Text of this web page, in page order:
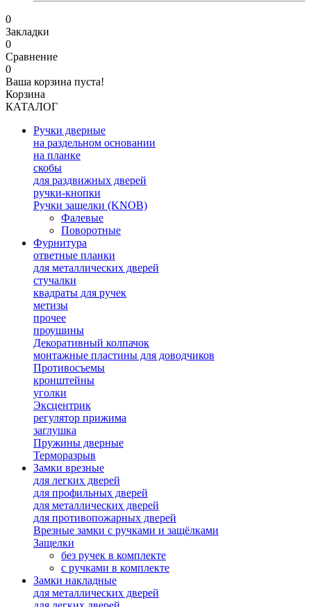
0
Закладки
0
Сравнение
0
Ваша корзина пуста!
Корзина
КАТАЛОГ
Ручки дверные
на раздельном основании
на планке
скобы
для раздвижных дверей
ручки-кнопки
Ручки защелки (KNOB)
Фалевые
Поворотные
Фурнитура
ответные планки
для металлических дверей
стучалки
квадраты для ручек
метизы
прочее
проушины
Декоративный колпачок
монтажные пластины для доводчиков
Противосъемы
кронштейны
уголки
Эксцентрик
регулятор прижима
заглушка
Пружины дверные
Терморазрыв
Замки врезные
для легких дверей
для профильных дверей
для металлических дверей
для противопожарных дверей
Врезные замки с ручками и защёлками
Защелки
без ручек в комплекте
с ручками в комплекте
Замки накладные
для металлических дверей